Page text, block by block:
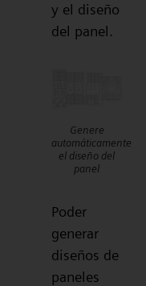
y el diseño
del panel.
Genere
automáticamente
el diseño del
panel
Poder
generar
diseños de
paneles